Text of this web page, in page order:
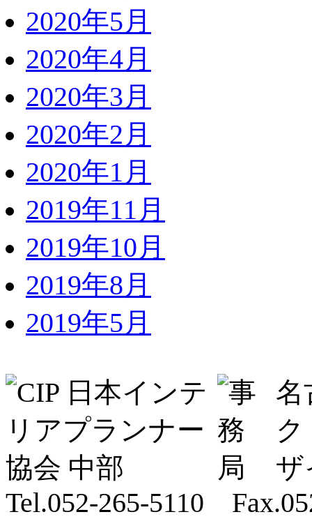
2020年5月
2020年4月
2020年3月
2020年2月
2020年1月
2019年11月
2019年10月
2019年8月
2019年5月
名
ザ
Tel.052-265-5110